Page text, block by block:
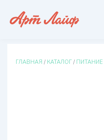
ГЛАВНАЯ / КАТАЛОГ / ПИТАНИЕ